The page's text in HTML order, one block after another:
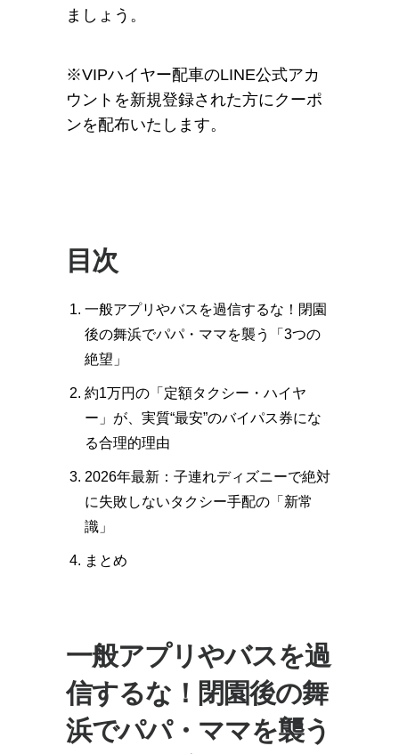
ましょう。
※VIPハイヤー配車のLINE公式アカ
ウントを新規登録された方にクーポ
ンを配布いたします。
目次
一般アプリやバスを過信するな！閉園
後の舞浜でパパ・ママを襲う「3つの
絶望」
約1万円の「定額タクシー・ハイヤ
ー」が、実質“最安”のバイパス券にな
る合理的理由
2026年最新：子連れディズニーで絶対
に失敗しないタクシー手配の「新常
識」
まとめ
一般アプリやバスを過
信するな！閉園後の舞
浜でパパ・ママを襲う